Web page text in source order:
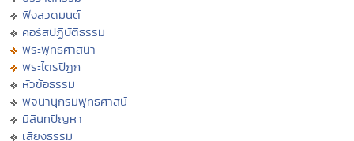
ฟังสวดมนต์
คอร์สปฏิบัติธรรม
พระพุทธศาสนา
พระไตรปิฏก
หัวข้อธรรม
พจนานุกรมพุทธศาสน์
มิลินทปัญหา
เสียงธรรม